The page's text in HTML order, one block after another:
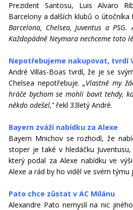
Prezident Santosu, Luis Alvaro
Barcelony a dalších klubů o útočníka
Barcelona, Chelsea, Juventus a
Každopádně Neymara nechceme toto
Nepotřebujeme nakupovat, tvrdí
André Villas-Boas tvrdí, že je se
Chelsea nepotřebuje.„Vlastně my
hráče bychom se mohli bavit tehdy,
někdo odešel," řekl 33letý André.
Bayern zváží nabídku za Alexe
Bayern Mnichov se rozhodl, že
stoper je také v hledáčku
který podal za Alexe nabídku ve
Alexe a rád by ho viděl ve svém týmu
Pato chce zůstat v AC Milánu
Alexandre Pato nemyslí na nic